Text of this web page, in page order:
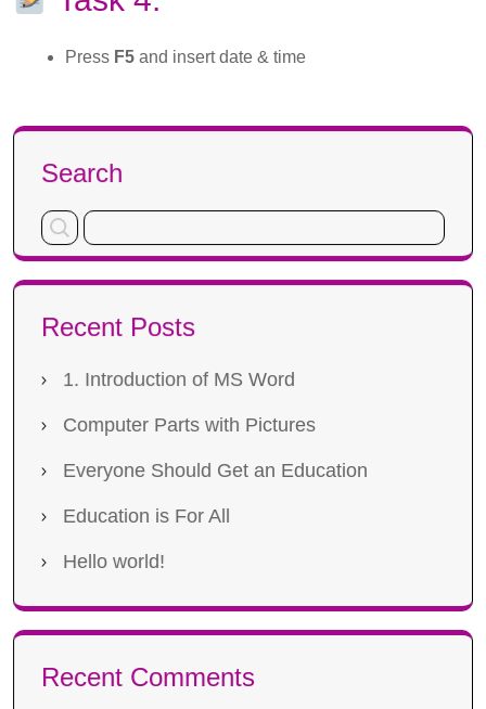
Press F5 and insert date & time
Search
Recent Posts
1. Introduction of MS Word
Computer Parts with Pictures
Everyone Should Get an Education
Education is For All
Hello world!
Recent Comments